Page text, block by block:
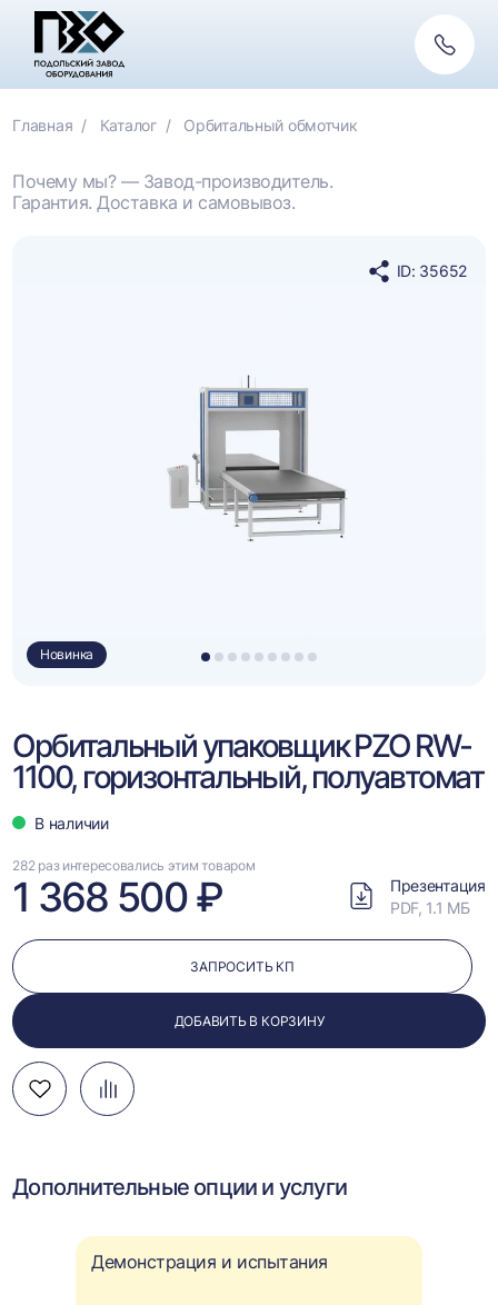
связь
Главная Каталог Орбитальный обмотчик
Почему мы? — Завод-производитель.
Гарантия. Доставка и самовывоз.
1 2 3 4 5 6 7 8 9
ID: 35652
Новинка
Орбитальный упаковщик PZO RW-
1100, горизонтальный, полуавтомат
В наличии
282 раз интересовались этим товаром
1 368 500 ₽
Презентация
PDF, 1.1 МБ
ЗАПРОСИТЬ КП
ДОБАВИТЬ В КОРЗИНУ
Добавить
в
Добавить
в
Перейти
к
Дополнительные опции и услуги
Демонстрация и испытания